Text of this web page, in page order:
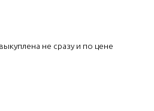
не сразу и по цене